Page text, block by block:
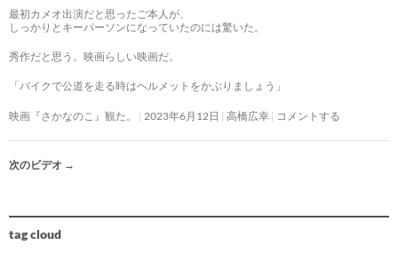
最初カメオ出演だと思ったご本人が、
しっかりとキーパーソンになっていたのには驚いた。
秀作だと思う。映画らしい映画だ。
「バイクで公道を走る時はヘルメットをかぶりましょう」
映画『さかなのこ』観た。 2023年6月12日 高橋広幸 コメントする
次のビデオ →
tag cloud